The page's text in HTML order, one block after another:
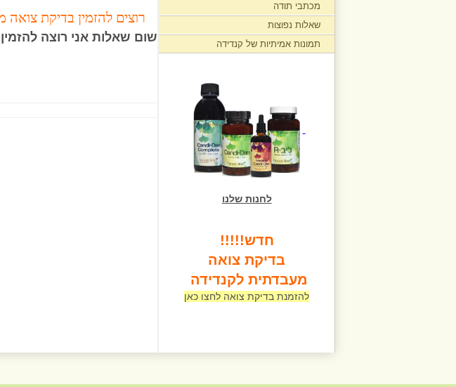
מכתבי תודה
שאלות נפוצות
תמונות אמיתיות של קנדידה
לחנות שלנו
חדש!!!!!
בדיקת צואה
מעבדתית לקנדידה
להזמנת בדיקת צואה לחצו כאן
רוצים להזמין בדיקת צואה
שום שאלות אני רוצה